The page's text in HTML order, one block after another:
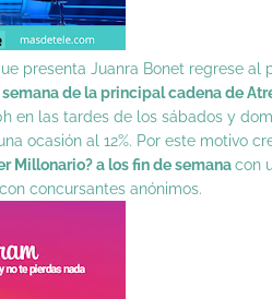
presenta Juanra Bonet regrese al
de la principal cadena de
en las tardes de los sábados y
ocasión al 12%. Por este motivo
Millonario? a los fin de semanacon
concursantes anónimos.